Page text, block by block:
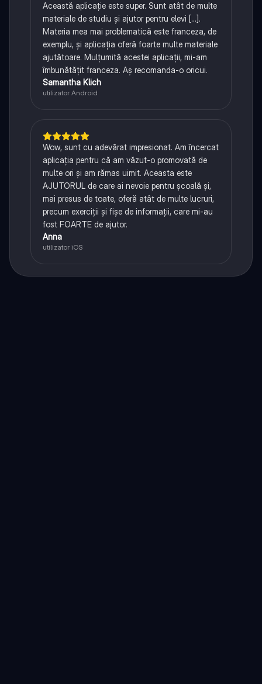
Această aplicație este super. Sunt atât de multe
materiale de studiu și ajutor pentru elevi [...].
Materia mea mai problematică este franceza, de
exemplu, și aplicația oferă foarte multe materiale
ajutătoare. Mulțumită acestei aplicații, mi-am
îmbunătățit franceza. Aș recomanda-o oricui.
Samantha Klich
utilizator Android
Wow, sunt cu adevărat impresionat. Am încercat
aplicația pentru că am văzut-o promovată de
multe ori și am rămas uimit. Aceasta este
AJUTORUL de care ai nevoie pentru școală și,
mai presus de toate, oferă atât de multe lucruri,
precum exerciții și fișe de informații, care mi-au
fost FOARTE de ajutor.
Anna
utilizator iOS